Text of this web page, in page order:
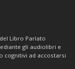
Libro Parlato
gli audiolibri e
cognitivi ad accostarsi